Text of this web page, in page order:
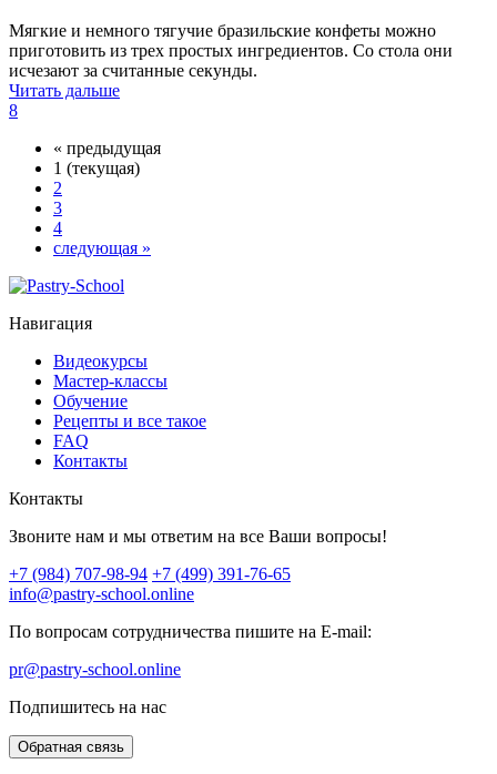
Мягкие и немного тягучие бразильские конфеты можно
приготовить из трех простых ингредиентов. Со стола они
исчезают за считанные секунды.
Читать дальше
8
« предыдущая
1 (текущая)
2
3
4
следующая »
Навигация
Видеокурсы
Мастер-классы
Обучение
Рецепты и все такое
FAQ
Контакты
Контакты
Звоните нам и мы ответим на все Ваши вопросы!
+7 (984) 707-98-94 +7 (499) 391-76-65
info@pastry-school.online
По вопросам сотрудничества пишите на E-mail:
pr@pastry-school.online
Подпишитесь на нас
Обратная связь